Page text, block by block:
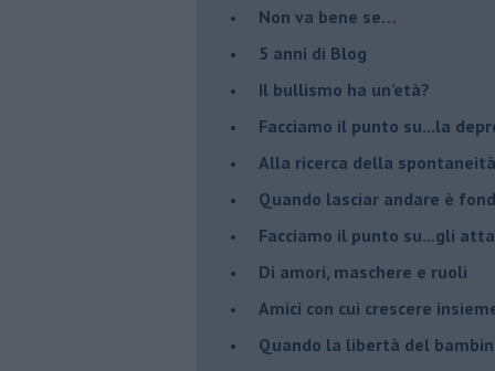
Non va bene se…
​5 anni di Blog
​Il bullismo ha un’età?
Facciamo il punto su...la
​Alla ricerca della spontaneità
​Quando lasciar andare è
Facciamo il punto su...gli
Di amori, maschere e ruoli
​Amici con cui crescere
​Quando la libertà del